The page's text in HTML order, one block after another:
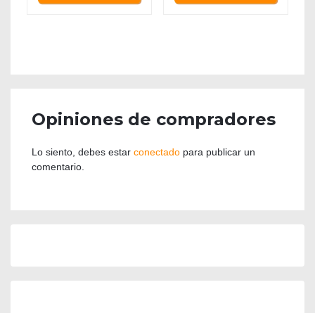
Opiniones de compradores
Lo siento, debes estar conectado para publicar un
comentario.